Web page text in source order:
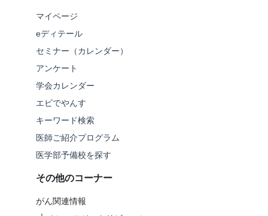
マイページ
eディテール
セミナー（カレンダー）
アンケート
学会カレンダー
エビでやんす
キーワード検索
医師ご紹介プログラム
医学部予備校を探す
その他のコーナー
がん関連情報